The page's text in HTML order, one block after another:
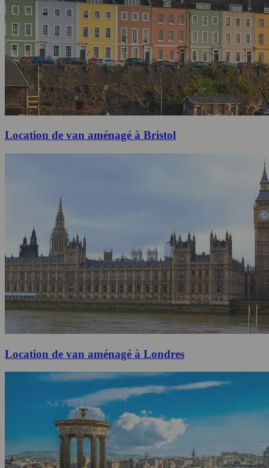
Location de van aménagé à Bristol
Location de van aménagé à Londres